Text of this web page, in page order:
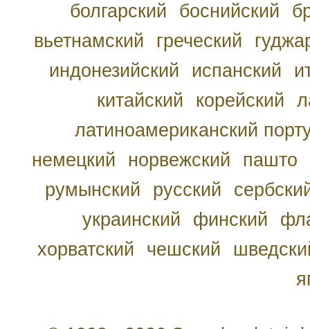
болгарский
боснийский
вьетнамский
греческий
индонезийский
испанский
китайский
корейский
латиноамериканский
немецкий
норвежский
пашто
румынский
русский
украинский
финский
хорватский
чешский